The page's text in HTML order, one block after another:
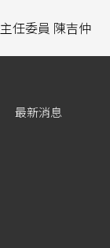
主任委員 陳吉仲
最新消息